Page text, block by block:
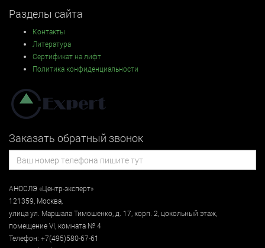
Разделы сайта
Контакты
Литература
Сертификат на лифт
Политика конфиденциальности
Заказать обратный звонок
АНОСЛЭ «Центр-эксперт»
121359, Москва,
улицаул. Маршала Тимошенко, д. 17, корп. 2, цокольный этаж,
помещение VI, комната № 4
Телефон: +7(495)580-67-61